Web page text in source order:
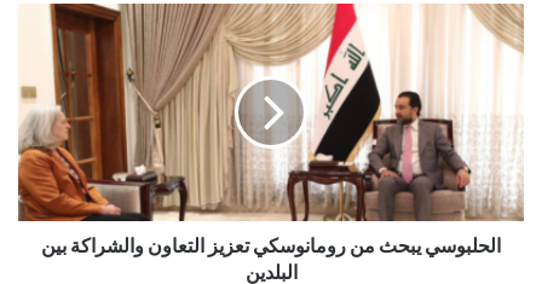
الحلبوسي يبحث من رومانوسكي تعزيز التعاون والشراكة بين
البلدين